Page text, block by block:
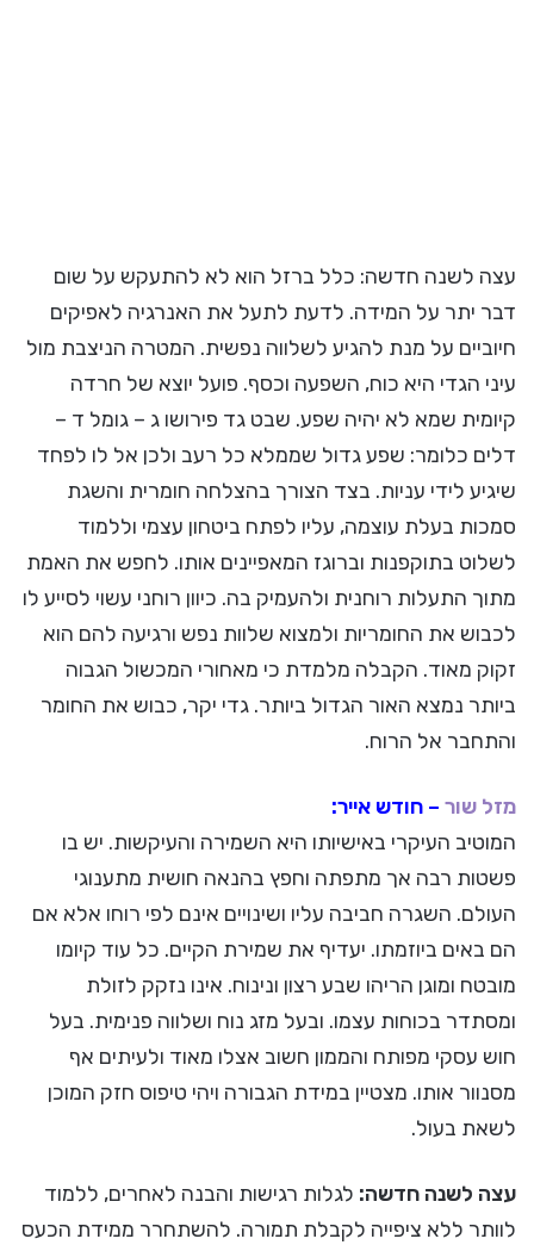
עצה לשנה חדשה: כלל ברזל הוא לא להתעקש על שום
דבר יתר על המידה. לדעת לתעל את האנרגיה לאפיקים
חיוביים על מנת להגיע לשלווה נפשית. המטרה הניצבת מול
עיני הגדי היא כוח, השפעה וכסף. פועל יוצא של חרדה
קיומית שמא לא יהיה שפע. שבט גד פירושו ג – גומל ד –
דלים כלומר: שפע גדול שממלא כל רעב ולכן אל לו לפחד
שיגיע לידי עניות. בצד הצורך בהצלחה חומרית והשגת
סמכות בעלת עוצמה, עליו לפתח ביטחון עצמי וללמוד
לשלוט בתוקפנות וברוגז המאפיינים אותו. לחפש את האמת
מתוך התעלות רוחנית ולהעמיק בה. כיוון רוחני עשוי לסייע לו
לכבוש את החומריות ולמצוא שלוות נפש ורגיעה להם הוא
זקוק מאוד. הקבלה מלמדת כי מאחורי המכשול הגבוה
ביותר נמצא האור הגדול ביותר. גדי יקר, כבוש את החומר
והתחבר אל הרוח.
מזל שור – חודש אייר:
המוטיב העיקרי באישיותו היא השמירה והעיקשות. יש בו
פשטות רבה אך מתפתה וחפץ בהנאה חושית מתענוגי
העולם. השגרה חביבה עליו ושינויים אינם לפי רוחו אלא אם
הם באים ביוזמתו. יעדיף את שמירת הקיים. כל עוד קיומו
מובטח ומוגן הריהו שבע רצון ונינוח. אינו נזקק לזולת
ומסתדר בכוחות עצמו. ובעל מזג נוח ושלווה פנימית. בעל
חוש עסקי מפותח והממון חשוב אצלו מאוד ולעיתים אף
מסנוור אותו. מצטיין במידת הגבורה ויהי טיפוס חזק המוכן
לשאת בעול.
עצה לשנה חדשה: לגלות רגישות והבנה לאחרים, ללמוד
לוותר ללא ציפייה לקבלת תמורה. להשתחרר ממידת הכעס